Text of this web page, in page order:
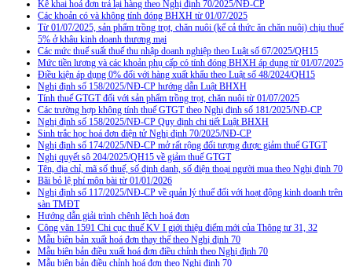
Kê khai hoá đơn trả lại hàng theo Nghị định 70/2025/NĐ-CP
Các khoản có và không tính đóng BHXH từ 01/07/2025
Từ 01/07/2025, sản phẩm trồng trọt, chăn nuôi (kể cả thức ăn chăn nuôi) chịu thuế
5% ở khâu kinh doanh thương mại
Các mức thuế suất thuế thu nhập doanh nghiệp theo Luật số 67/2025/QH15
Mức tiền lương và các khoản phụ cấp có tính đóng BHXH áp dụng từ 01/07/2025
Điều kiện áp dụng 0% đối với hàng xuất khẩu theo Luật số 48/2024/QH15
Nghị định số 158/2025/NĐ-CP hướng dẫn Luật BHXH
Tính thuế GTGT đối với sản phẩm trồng trọt, chăn nuôi từ 01/07/2025
Các trường hợp không tính thuế GTGT theo Nghị định số 181/2025/NĐ-CP
Nghị định số 158/2025/NĐ-CP Quy định chi tiết Luật BHXH
Sinh trắc học hoá đơn điện tử Nghị định 70/2025/NĐ-CP
Nghị định số 174/2025/NĐ-CP mở rất rộng đối tượng được giảm thuế GTGT
Nghị quyết sô 204/2025/QH15 về giảm thuế GTGT
Tên, địa chỉ, mã số thuế, số định danh, số điện thoại người mua theo Nghị định 70
Bãi bỏ lệ phí môn bài từ 01/01/2026
Nghị định số 117/2025/NĐ-CP về quản lý thuế đối với hoạt động kinh doanh trên
sàn TMĐT
Hướng dẫn giải trình chênh lệch hoá đơn
Công văn 1591 Chi cục thuế KV I giới thiệu điểm mới của Thông tư 31, 32
Mẫu biên bản xuất hoá đơn thay thế theo Nghị định 70
Mẫu biên bản điều xuất hoá đơn điều chỉnh theo Nghị định 70
Mẫu biên bản điều chỉnh hoá đơn theo Nghị định 70